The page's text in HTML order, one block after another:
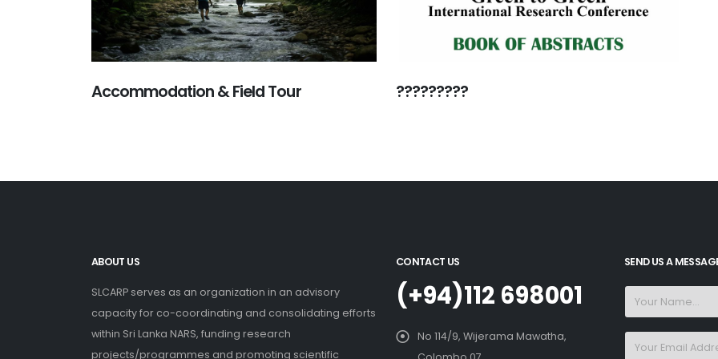
Accommodation & Field Tour ?????????
ABOUT US
SLCARP serves as an organization in an advisory
capacity for co-coordinating and consolidating efforts
within Sri Lanka NARS, funding research
projects/programmes and promoting scientific
CONTACT US
(+94)112 698001
No 114/9, Wijerama Mawatha,
SEND US A